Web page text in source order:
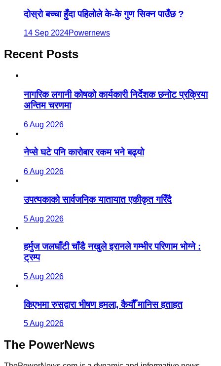
दोस्रो बच्चा हुँदा पहिलोले के-के गुण सिक्न पाउँछ ?
14 Sep 2024Powernews
Recent Posts
नागरिक लगानी कोषको कार्यकारी निर्देशक छनोट प्रक्रिया
अन्तिम चरणमा
6 Aug 2026
नेप्से घटे पनि कारोबार रकम भने बढ्यो
6 Aug 2026
उपत्यकाको सार्वजनिक यातायात एकीकृत गरिँदै
5 Aug 2026
हर्मुज जलघाँटी चाँडै नखुले इरानले गम्भीर परिणाम भोग्ने :
ट्रम्प
5 Aug 2026
किएभमा रुसद्वारा भीषण हमला, कैयौँ मानिस हताहत
5 Aug 2026
The PowerNews